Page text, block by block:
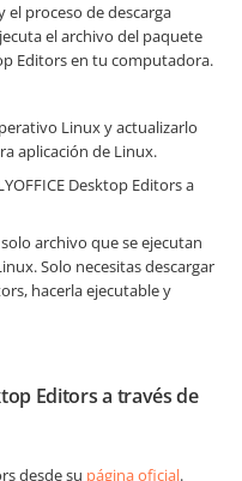
el proceso de descarga
el archivo del paquete
Editors en tu computadora.
Linux y actualizarlo
aplicación de Linux.
Desktop Editors a
archivo que se ejecutan
Solo necesitas descargar
hacerla ejecutable y
Editors a través de
desde su página oficial.